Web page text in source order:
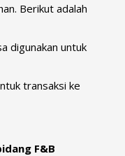
Berikut adalah
digunakan untuk
transaksi ke
F&B